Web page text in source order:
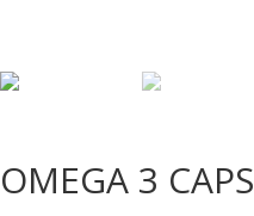
OMEGA 3 CAPS